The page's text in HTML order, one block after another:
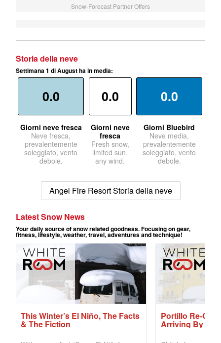
Snow-Forecast Partner Offers
Storia della neve
Settimana 1 di August ha in media:
0.0
Giorni neve fresca
Neve fresca,
prevalentemente
soleggiato, vento
debole.
0.0
Giorni neve
fresca
Fresh snow,
limited sun,
any wind.
0.0
Giorni Bluebird
Neve media,
prevalentemente
soleggiato, vento
debole.
Angel Fire Resort Storia della neve